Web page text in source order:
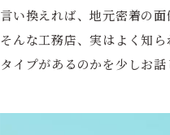
言い換えれば、地元密着の
そんな工務店、実はよく知
タイプがあるのかを少しお話